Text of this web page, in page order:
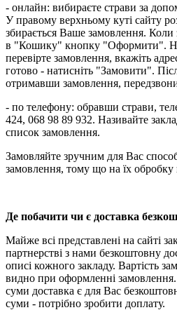
- онлайн: вибираєте страви за
У правому верхньому куті сайту
збирається Ваше замовлення. Коли
в "Кошику" кнопку "Оформити". На
перевірте замовлення, вкажіть
готово - натисніть "Замовити".
отримавши замовлення,
- по телефону: обравши страви,
424, 068 98 89 932. Називайте
список замовлення.
Замовляйте зручним для Вас
замовлення, тому що на їх
Де побачити чи є доставка
Майже всі представлені на сайті
партнерстві з нами безкоштовну
описі кожного закладу. Вартість
видно при оформленні замовлення.
суми доставка є для Вас
суми - потрібно зробити доплату.